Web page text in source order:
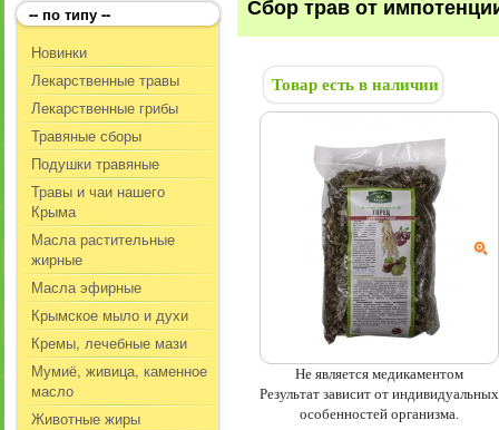
-- по типу --
Новинки
Лекарственные травы
Лекарственные грибы
Травяные сборы
Подушки травяные
Травы и чаи нашего
Крыма
Масла растительные
жирные
Масла эфирные
Крымское мыло и духи
Кремы, лечебные мази
Мумиё, живица, каменное
масло
Животные жиры
Сбор трав от
Товар есть в наличии
Не является медикаментом
Результат зависит от индивидуальных
особенностей организма.